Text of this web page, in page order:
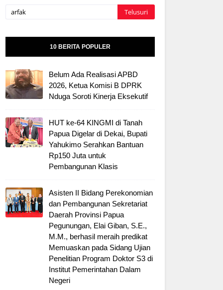
10 BERITA POPULER
Belum Ada Realisasi APBD
2026, Ketua Komisi B DPRK
Nduga Soroti Kinerja Eksekutif
HUT ke-64 KINGMI di Tanah
Papua Digelar di Dekai, Bupati
Yahukimo Serahkan Bantuan
Rp150 Juta untuk
Pembangunan Klasis
Asisten II Bidang Perekonomian
dan Pembangunan Sekretariat
Daerah Provinsi Papua
Pegunungan, Elai Giban, S.E.,
M.M., berhasil meraih predikat
Memuaskan pada Sidang Ujian
Penelitian Program Doktor S3 di
Institut Pemerintahan Dalam
Negeri